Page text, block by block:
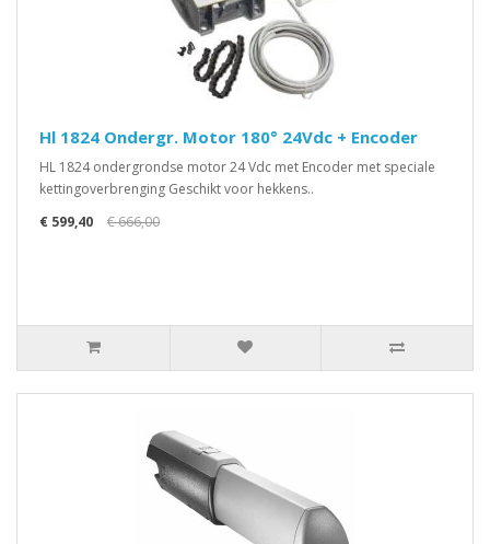
Hl 1824 Ondergr. Motor 180° 24Vdc + Encoder
HL 1824 ondergrondse motor 24 Vdc met Encoder met speciale
kettingoverbrenging Geschikt voor hekkens..
€ 599,40
€ 666,00